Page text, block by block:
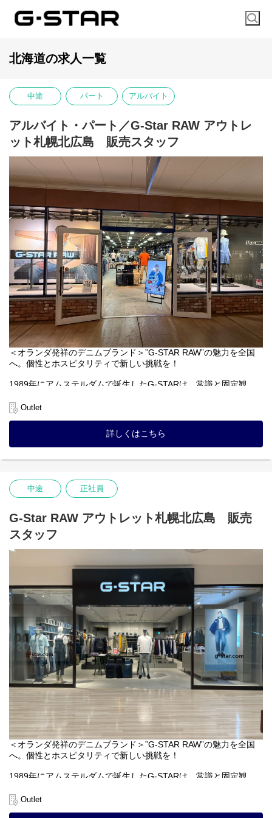
北海道の求人一覧
中途 パート アルバイト
アルバイト・パート／G-Star RAW アウトレ
ット札幌北広島 販売スタッフ
＜オランダ発祥のデニムブランド＞”G-STAR RAW”の魅力を全国
へ。個性とホスピタリティで新しい挑戦を！
1989年にアムステルダムで誕生したG-STARは、常識と固定観
掲げるプレミアムストリートブランドです。創造性とクラフトマ
ンシップが生み出すプロ
ダクトは、世界のセレブリティやアーティストをはじめ多くの
人々に愛されています。ス
タッフの個性を大切にしており、経験は問いません。髪色・髪
型・ネイルもすべて自由。
しませんか？
Outlet
詳しくはこちら
中途 正社員
G-Star RAW アウトレット札幌北広島 販売
スタッフ
＜オランダ発祥のデニムブランド＞”G-STAR RAW”の魅力を全国
へ。個性とホスピタリティで新しい挑戦を！
1989年にアムステルダムで誕生したG-STARは、常識と固定観
掲げるプレミアムストリートブランドです。創造性とクラフトマ
ンシップが生み出すプロ
Outlet